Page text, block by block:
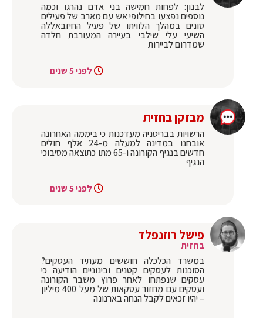
לבנון: לפחות חמישה בני אדם נהרגו וכמה
נוספים נפצעו בחילופי אש עם מארב של פעילים
סונים במהלך הלוויתו של פעיל החיזבאללה
השיעי עלי שילבי בעיירה המעורבת חלדה
שמדרום לביירות
לפני 5 שנים
מבזקן בחזית
הרשויות בבריטניה מעדכנות כי ביממה האחרונה
אובחנו במדינה למעלה מ-24 אלף חולים
חדשים בנגיף הקורונה ו-65 מתו כתוצאה מסיבוכי
הנגיף
לפני 5 שנים
פישל רוזנפלד
בחזית
במשרד הכלכלה חוששים מעתיד העסקים?
הסוכנות לעסקים קטנים ובינוניים הודיעה כי
עסקים שנפתחו לאחר פרוץ משבר הקורונה
ועסקים עם מחזור עסקאות של מעל 400 מיליון
– יהיו זכאים לקבל הנחה בארנונה